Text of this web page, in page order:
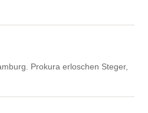
Prokura erloschen Steger,